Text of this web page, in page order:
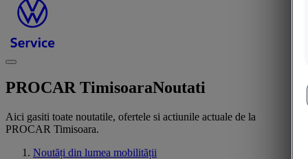
PROCAR TimisoaraNoutati
Aici gasiti toate noutatile, ofertele si actiunile actuale de la
PROCAR Timisoara.
Noutăți din lumea mobilității